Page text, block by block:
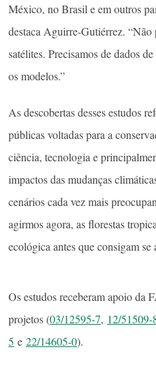
México, no Brasil e em outros
destaca Aguirre-Gutiérrez. “Não
satélites. Precisamos de dados
os modelos.”
As descobertas desses estudos
públicas voltadas para a
ciência, tecnologia e
impactos das mudanças
cenários cada vez mais
agirmos agora, as florestas
ecológica antes que consigam se
Os estudos receberam apoio da
projetos (03/12595-7, 12/51509-
5 e 22/14605-0).